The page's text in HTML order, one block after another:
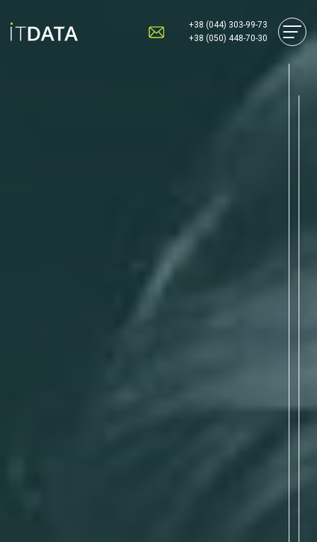
+38 (044) 303-99-73
+38 (050) 448-70-30